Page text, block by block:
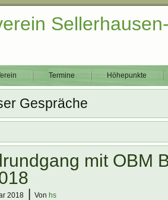
Termine Höhepunkte
Gespräche
mit OBM
2018 Von hs